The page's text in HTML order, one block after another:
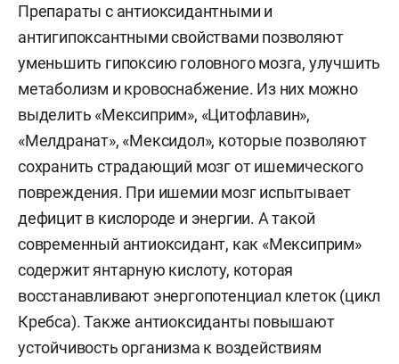
Препараты с антиоксидантными и
антигипоксантными свойствами позволяют
уменьшить гипоксию головного мозга, улучшить
метаболизм и кровоснабжение. Из них можно
выделить «Мексиприм», «Цитофлавин»,
«Мелдранат», «Мексидол», которые позволяют
сохранить страдающий мозг от ишемического
повреждения. При ишемии мозг испытывает
дефицит в кислороде и энергии. А такой
современный антиоксидант, как «Мексиприм»
содержит янтарную кислоту, которая
восстанавливают энергопотенциал клеток (цикл
Кребса). Также антиоксиданты повышают
устойчивость организма к воздействиям